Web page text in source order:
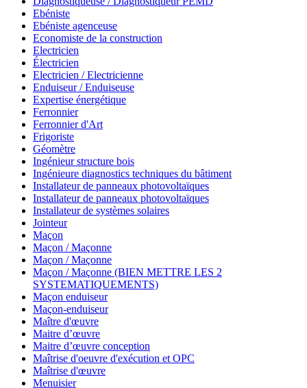
Ebéniste
Ebéniste agenceuse
Economiste de la construction
Electricien
Électricien
Electricien / Electricienne
Enduiseur / Enduiseuse
Expertise énergétique
Ferronnier
Ferronnier d'Art
Frigoriste
Géomètre
Ingénieur structure bois
Ingénieure diagnostics techniques du bâtiment
Installateur de panneaux photovoltaïques
Installateur de panneaux photovoltaïques
Installateur de systèmes solaires
Jointeur
Maçon
Maçon / Maçonne
Maçon / Maçonne
Maçon / Maçonne (BIEN METTRE LES 2
SYSTEMATIQUEMENTS)
Maçon enduiseur
Maçon-enduiseur
Maître d'œuvre
Maitre d’œuvre
Maitre d’œuvre conception
Maîtrise d'oeuvre d'exécution et OPC
Maîtrise d'œuvre
Menuisier